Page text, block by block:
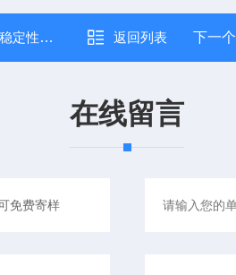
量批发 返回列表 下一个
在线留言